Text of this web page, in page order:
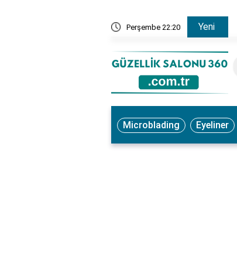
Perşembe 22:20 Yeni
Ne İşe Yarar? Faydaları ve Kullanım Yöntemleri
Microblading Eyeliner